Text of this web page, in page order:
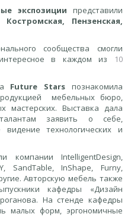
экспозициипредставили
Костромская, Пензенская,
сообщества смогли
в каждом из
10
Future Starsпознакомила
мебельных бюро,
мастерских. Выставка дала
заявить о себе,
видение технологических и
компании IntelligentDesign,
SandTable, InShape, Furny,
Авторскую мебель также
кафедры «Дизайн
На стенде кафедры
малых форм, эргономичные